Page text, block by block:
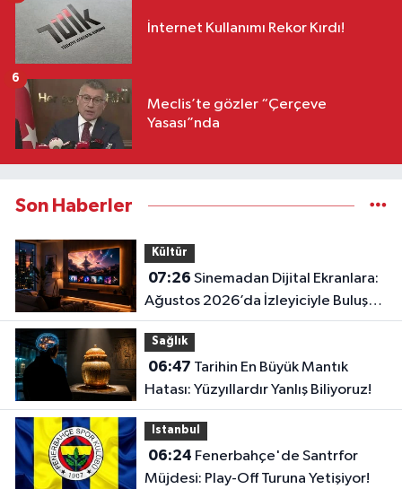
İnternet Kullanımı Rekor Kırdı!
Meclis’te gözler “Çerçeve
Yasası”nda
6
Son Haberler
Kültür
07:26
Ağustos 2026’da İzleyiciyle Buluşan
En İddialı Yapımlar
Sağlık
06:47
Hatası: Yüzyıllardır Yanlış Biliyoruz!
Istanbul
06:24
Müjdesi: Play-Off Turuna Yetişiyor!